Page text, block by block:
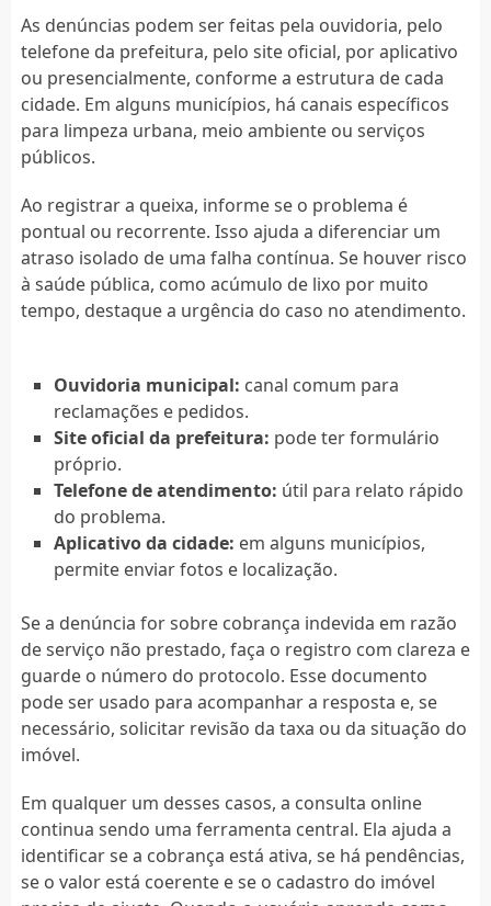
As denúncias podem ser feitas pela ouvidoria, pelo
telefone da prefeitura, pelo site oficial, por aplicativo
ou presencialmente, conforme a estrutura de cada
cidade. Em alguns municípios, há canais específicos
para limpeza urbana, meio ambiente ou serviços
públicos.
Ao registrar a queixa, informe se o problema é
pontual ou recorrente. Isso ajuda a diferenciar um
atraso isolado de uma falha contínua. Se houver risco
à saúde pública, como acúmulo de lixo por muito
tempo, destaque a urgência do caso no atendimento.
Ouvidoria municipal: canal comum para
reclamações e pedidos.
Site oficial da prefeitura: pode ter formulário
próprio.
Telefone de atendimento: útil para relato rápido
do problema.
Aplicativo da cidade: em alguns municípios,
permite enviar fotos e localização.
Se a denúncia for sobre cobrança indevida em razão
de serviço não prestado, faça o registro com clareza e
guarde o número do protocolo. Esse documento
pode ser usado para acompanhar a resposta e, se
necessário, solicitar revisão da taxa ou da situação do
imóvel.
Em qualquer um desses casos, a consulta online
continua sendo uma ferramenta central. Ela ajuda a
identificar se a cobrança está ativa, se há pendências,
se o valor está coerente e se o cadastro do imóvel